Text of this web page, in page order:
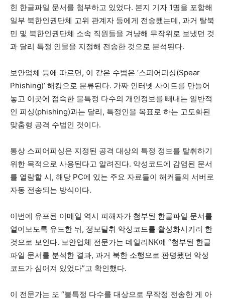
힌 한글파일 문서를 첨부하고 있었다. 본지 기자 1명을 포함해
일부 북한인권단체 고위 관계자 등에게 전송됐는데, 과거 탈북
민 및 북한인권단체 소속 직원들을 겨냥해 무작위로 보냈던 것
과 달리 특정 인물을 지정해 전송한 것으로 분석된다.
보안업체 등에 따르면, 이 같은 수법은 ‘스피어피싱(Spear
Phishing)’ 해킹으로 분류된다. 가짜 인터넷 사이트를 만들어
놓고 이곳에 접속한 불특정 다수의 개인정보를 빼내는 일반적
인 피싱(phishing)과는 달리, 특정인을 목표로 하는 고도화된
맞춤형 공격 수법인 것이다.
통상 스피어피싱은 지정된 공격 대상의 특정 정보를 탈취하기
위한 목적으로 사용된다고 알려진다. 악성코드에 감염된 문서
를 열람할 시, 해당 PC에 있는 주요 자료들이 해커들의 서버로
자동 전송되는 방식이다.
이번에 유포된 이메일 역시 피해자가 첨부된 한글파일 문서를
열어보도록 유도한 뒤, 정보탈취 악성코드를 활성화시키려 한
것으로 보인다. 보안업체 전문가는 데일리NK에 “첨부된 한글
파일 문서를 분석한 결과, 과거 북한 소행으로 판명됐던 악성
코드가 심어져 있었다”고 확인했다.
이 전문가는 또 “불특정 다수를 대상으로 무작정 전송한 게 아